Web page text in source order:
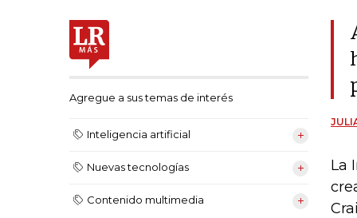
Agregue a sus temas de interés
Inteligencia artificial
Nuevas tecnologías
Contenido multimedia
La